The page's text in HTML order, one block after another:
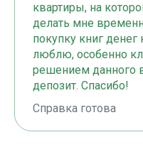
квартиры, на
делать мне
покупку книг денег
люблю, особенно
решением данного
депозит. Спасибо!
Справка готова